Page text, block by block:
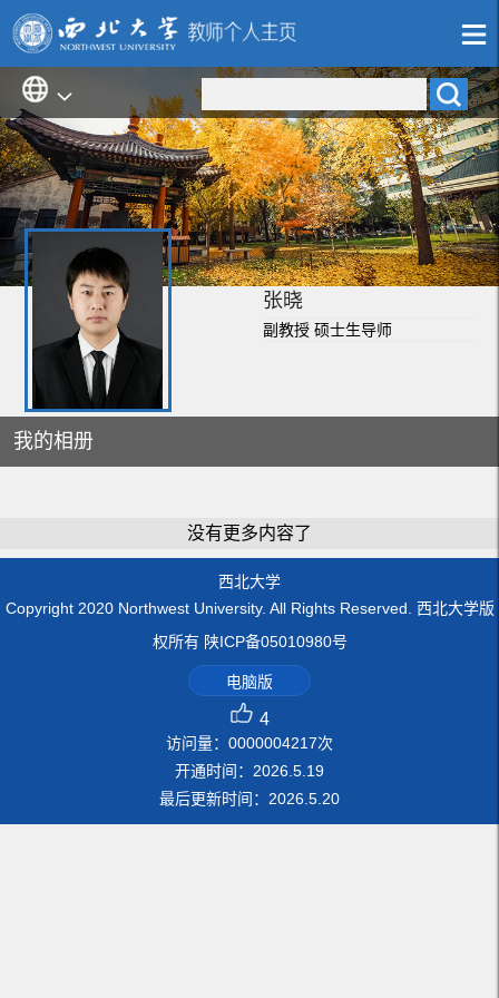
张晓
副教授 硕士生导师
我的相册
没有更多内容了
西北大学
Copyright 2020 Northwest University. All Rights Reserved. 西北大学版
权所有 陕ICP备05010980号
电脑版
4
访问量： 0000004217次
开通时间： 2026 5 19
最后更新时间： 2026 5 20